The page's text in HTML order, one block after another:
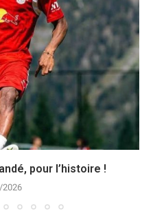
pour l’histoire !